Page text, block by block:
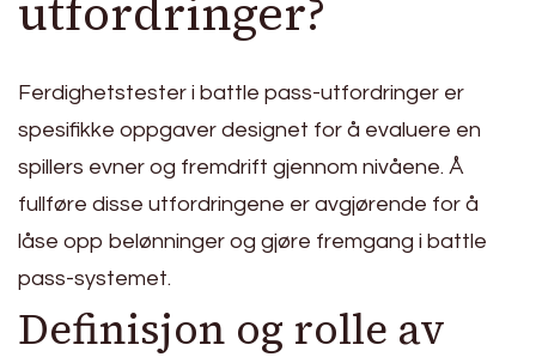
Ferdighetstester i battle pass-utfordringer er
spesifikke oppgaver designet for å evaluere en
spillers evner og fremdrift gjennom nivåene. Å
fullføre disse utfordringene er avgjørende for å
låse opp belønninger og gjøre fremgang i battle
pass-systemet.
Definisjon og rolle av